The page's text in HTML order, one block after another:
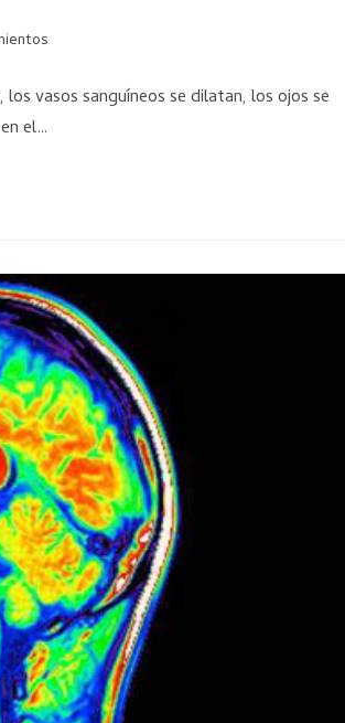
vasos sanguíneos se dilatan, los ojos se
el…